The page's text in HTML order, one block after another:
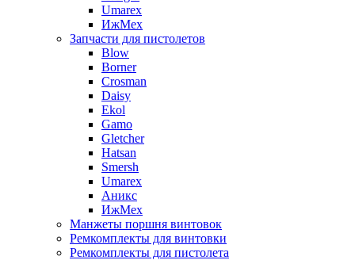
Umarex
ИжМех
Запчасти для пистолетов
Blow
Borner
Crosman
Daisy
Ekol
Gamo
Gletcher
Hatsan
Smersh
Umarex
Аникс
ИжМех
Манжеты поршня винтовок
Ремкомплекты для винтовки
Ремкомплекты для пистолета